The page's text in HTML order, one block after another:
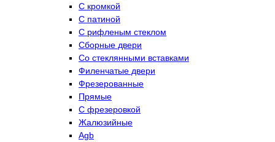
С кромкой
С патиной
С рифленым стеклом
Сборные двери
Со стеклянными вставками
Филенчатые двери
Фрезерованные
Прямые
С фрезеровкой
Жалюзийные
Agb